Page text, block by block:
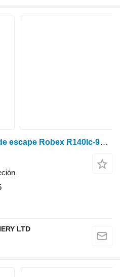
Hyundai Soporte de caja de escape Robex R140lc-9a, R160lc-9a Zuac-00686, 386-9 386-9462
LTD